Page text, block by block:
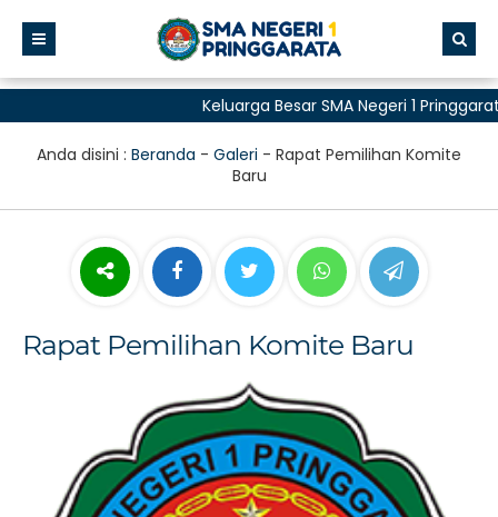
Keluarga Besar SMA Negeri 1
Anda disini : Beranda - Galeri - Rapat Pemilihan Komite
Baru
Rapat Pemilihan Komite Baru